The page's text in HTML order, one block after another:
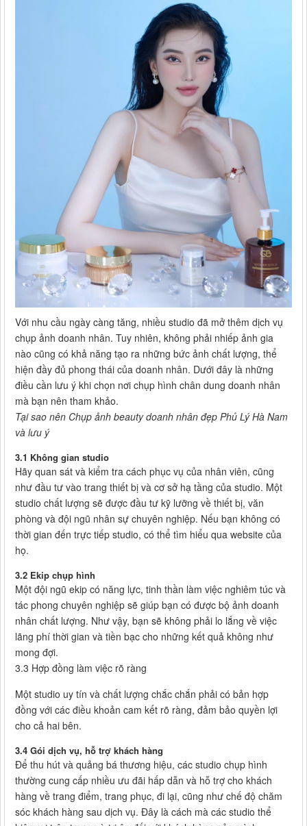
Với nhu cầu ngày càng tăng, nhiều studio đã mở thêm dịch vụ
chụp ảnh doanh nhân. Tuy nhiên, không phải nhiếp ảnh gia
nào cũng có khả năng tạo ra những bức ảnh chất lượng, thể
hiện đầy đủ phong thái của doanh nhân. Dưới đây là những
điều cần lưu ý khi chọn nơi chụp hình chân dung doanh nhân
mà bạn nên tham khảo.
Tại sao nên Chụp ảnh beauty doanh nhân đẹp Phủ Lý Hà Nam
và lưu ý
3.1 Không gian studio
Hãy quan sát và kiểm tra cách phục vụ của nhân viên, cũng
như đầu tư vào trang thiết bị và cơ sở hạ tầng của studio. Một
studio chất lượng sẽ được đầu tư kỹ lưỡng về thiết bị, văn
phòng và đội ngũ nhân sự chuyên nghiệp. Nếu bạn không có
thời gian đến trực tiếp studio, có thể tìm hiểu qua website của
họ.
3.2 Ekip chụp hình
Một đội ngũ ekip có năng lực, tinh thần làm việc nghiêm túc và
tác phong chuyên nghiệp sẽ giúp bạn có được bộ ảnh doanh
nhân chất lượng. Như vậy, bạn sẽ không phải lo lắng về việc
lãng phí thời gian và tiền bạc cho những kết quả không như
mong đợi.
3.3 Hợp đồng làm việc rõ ràng
Một studio uy tín và chất lượng chắc chắn phải có bản hợp
đồng với các điều khoản cam kết rõ ràng, đảm bảo quyền lợi
cho cả hai bên.
3.4 Gói dịch vụ, hỗ trợ khách hàng
Để thu hút và quảng bá thương hiệu, các studio chụp hình
thường cung cấp nhiều ưu đãi hấp dẫn và hỗ trợ cho khách
hàng về trang điểm, trang phục, đi lại, cũng như chế độ chăm
sóc khách hàng sau dịch vụ. Đây là cách mà các studio thể